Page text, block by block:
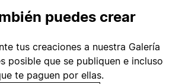
puedes crear
tus creaciones a nuestra Galería
posible que se publiquen e incluso
te paguen por ellas.